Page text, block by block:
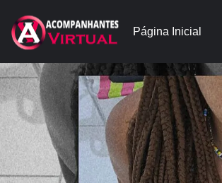
Página Inicial